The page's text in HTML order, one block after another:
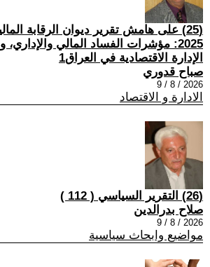
(25) على هامش تقرير ديوان الرقابة
2025: مؤشرات الفساد المالي والإداري،
الإدارة الاقتصادية في العراق1
صباح قدوري
2026 / 8 / 9
الادارة و الاقتصاد
(26) التقرير السياسي ( 112 )
صلاح بدرالدين
2026 / 8 / 9
مواضيع وابحاث سياسية